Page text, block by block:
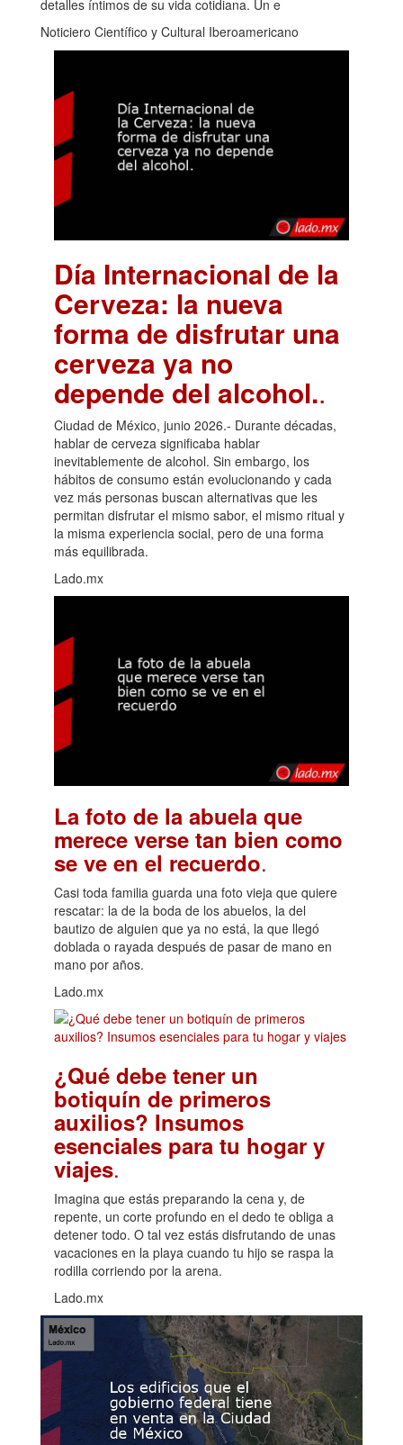
detalles íntimos de su vida cotidiana. Un e
Noticiero Científico y Cultural Iberoamericano
Día Internacional de la
Cerveza: la nueva
forma de disfrutar una
cerveza ya no
depende del alcohol..
Ciudad de México, junio 2026.- Durante décadas,
hablar de cerveza significaba hablar
inevitablemente de alcohol. Sin embargo, los
hábitos de consumo están evolucionando y cada
vez más personas buscan alternativas que les
permitan disfrutar el mismo sabor, el mismo ritual y
la misma experiencia social, pero de una forma
más equilibrada.
Lado.mx
La foto de la abuela que
merece verse tan bien como
se ve en el recuerdo.
Casi toda familia guarda una foto vieja que quiere
rescatar: la de la boda de los abuelos, la del
bautizo de alguien que ya no está, la que llegó
doblada o rayada después de pasar de mano en
mano por años.
Lado.mx
¿Qué debe tener un
botiquín de primeros
auxilios? Insumos
esenciales para tu hogar y
viajes.
Imagina que estás preparando la cena y, de
repente, un corte profundo en el dedo te obliga a
detener todo. O tal vez estás disfrutando de unas
vacaciones en la playa cuando tu hijo se raspa la
rodilla corriendo por la arena.
Lado.mx